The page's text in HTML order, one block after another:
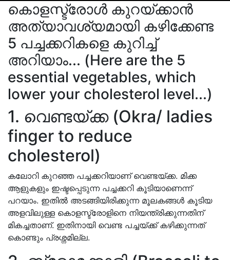
കൊളസ്ട്രോൾ കുറയ്ക്കാൻ
അത്യാവശ്യമായി കഴിക്കേണ്ട
5 പച്ചക്കറികളെ കുറിച്ച്
അറിയാം... (Here are the 5
essential vegetables, which
lower your cholesterol level...)
1. വെണ്ടയ്ക്ക (Okra/ ladies
finger to reduce
cholesterol)
കലോറി കുറഞ്ഞ പച്ചക്കറിയാണ് വെണ്ടയ്ക്ക. മിക്ക
ആളുകളും ഇഷ്ടപ്പെടുന്ന പച്ചക്കറി കൂടിയാണെന്ന്
പറയാം. ഇതിൽ അടങ്ങിയിരിക്കുന്ന മൂലകങ്ങൾ കൂടിയ
അളവിലുള്ള കൊളസ്ട്രോളിനെ നിയന്ത്രിക്കുന്നതിന്
മികച്ചതാണ്. ഇതിനായി വെണ്ട പച്ചയ്ക്ക് കഴിക്കുന്നത്
കൊണ്ടും പ്രശ്നമില്ല.